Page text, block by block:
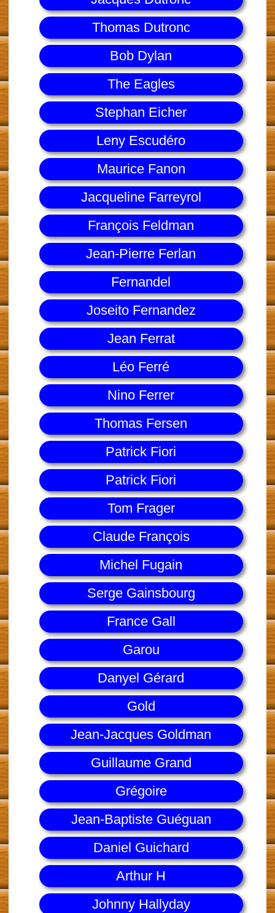
Thomas Dutronc
Bob Dylan
The Eagles
Stephan Eicher
Leny Escudéro
Maurice Fanon
Jacqueline Farreyrol
François Feldman
Jean-Pierre Ferlan
Fernandel
Joseito Fernandez
Jean Ferrat
Léo Ferré
Nino Ferrer
Thomas Fersen
Patrick Fiori
Patrick Fiori
Tom Frager
Claude François
Michel Fugain
Serge Gainsbourg
France Gall
Garou
Danyel Gérard
Gold
Jean-Jacques Goldman
Guillaume Grand
Grégoire
Jean-Baptiste Guéguan
Daniel Guichard
Arthur H
Johnny Hallyday